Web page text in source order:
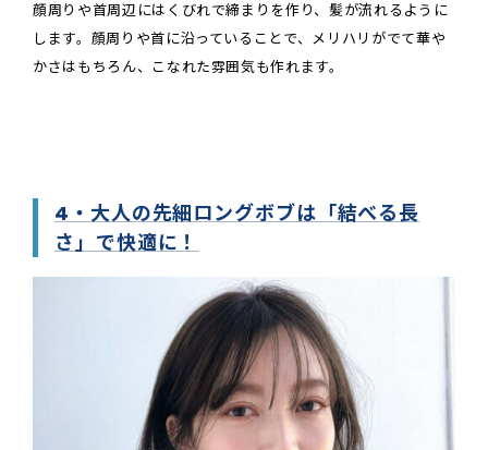
顔周りや首周辺にはくびれで締まりを作り、髪が流れるように
します。顔周りや首に沿っていることで、メリハリがでて華や
かさはもちろん、こなれた雰囲気も作れます。
4・大人の先細ロングボブは「結べる長
さ」で快適に！